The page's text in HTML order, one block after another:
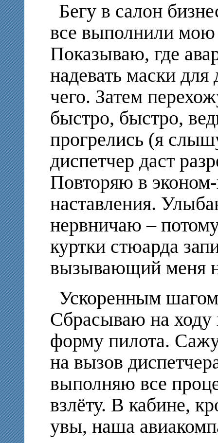
Бегу в салон
все выполнили
Показываю, где
надевать маски
чего. Затем
быстро, быстро,
прогрелись (я
диспетчер даст
Повторяю в эконом-
наставления.
нервничаю –
куртки стюарда
вызывающий меня
Ускоренным
Сбрасываю на ходу
форму пилота.
на вызов
выполняю все
взлёту. В кабине,
увы, наша